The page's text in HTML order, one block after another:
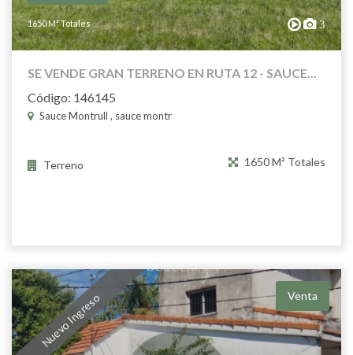
1650 M² Totales 3
SE VENDE GRAN TERRENO EN RUTA 12 - SAUCE...
Código: 146145
Sauce Montrull , sauce montr
Terreno 1650 M² Totales
Nuevo Ingreso Venta